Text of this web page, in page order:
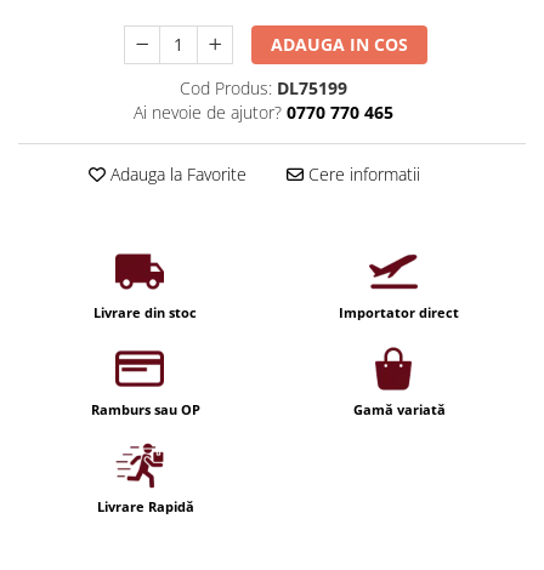
Becuri LED cu filament
Corpuri de emergenta
Uncategorized
Aplica LED
Iluminat festiv
Fotosenzori si Senzori de miscare
Iluminat decorativ de Craciun
ADAUGA IN COS
Cod Produs: DL75199
Ai nevoie de ajutor? 0770 770 465
Adauga la Favorite Cere informatii
Livrare din stoc Importator direct
Ramburs sau OP Gamă variată
Livrare Rapidă